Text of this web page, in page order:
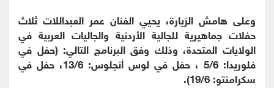
وعلى هامش الزيارة، يحيي الفنان عمر العبداللات ثلاث
حفلات جماهيرية للجالية الأردنية والجاليات العربية في
الولايات المتحدة، وذلك وفق البرنامج التالي: (حفل في
فلوريدا: 5/6 ، حفل في لوس أنجلوس: 13/6، حفل في
سكرامنتو: 19/6).